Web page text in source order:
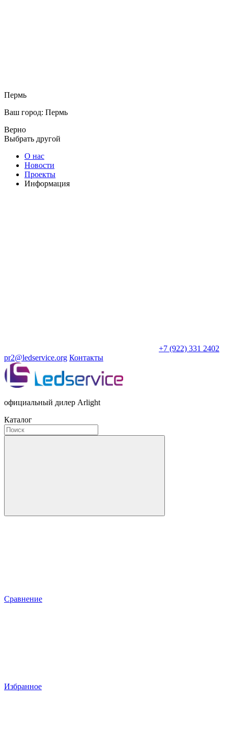
Пермь
Ваш город: Пермь
Верно
Выбрать другой
О нас
Новости
Проекты
Информация
+7 (922) 331 2402
pr2@ledservice.org Контакты
официальный дилер Arlight
Каталог
Сравнение
Избранное